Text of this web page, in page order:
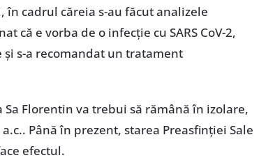
în cadrul căreia s-au făcut analizele
că e vorba de o infecție cu SARS CoV-2,
s-a recomandat un tratament
Florentin va trebui să rămână în izolare,
Până în prezent, starea Preasfinției Sale
efectul.